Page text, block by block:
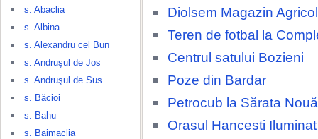
s. Abaclia
s. Albina
s. Alexandru cel Bun
s. Andruşul de Jos
s. Andruşul de Sus
s. Băcioi
s. Bahu
s. Baimaclia
Diolsem Magazin Agricol
Teren de fotbal la
Centrul satului Bozieni
Poze din Bardar
Petrocub la Sărata Nouă
Orasul Hancesti